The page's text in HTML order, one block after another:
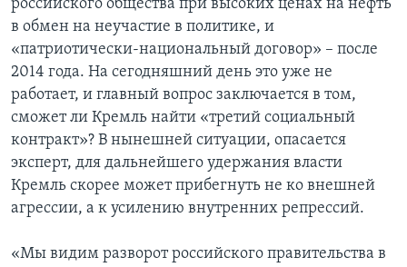
российского общества при высоких ценах на нефть
в обмен на неучастие в политике, и
«патриотически-национальный договор» – после
2014 года. На сегодняшний день это уже не
работает, и главный вопрос заключается в том,
сможет ли Кремль найти «третий социальный
контракт»? В нынешней ситуации, опасается
эксперт, для дальнейшего удержания власти
Кремль скорее может прибегнуть не ко внешней
агрессии, а к усилению внутренних репрессий.
«Мы видим разворот российского правительства в